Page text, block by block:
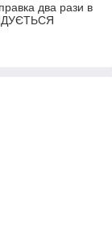
два рази в